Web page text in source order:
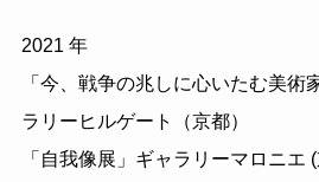
2021 年
「今、戦争の兆しに心いたむ美術
ラリーヒルゲート（京都）
「自我像展」ギャラリーマロニエ